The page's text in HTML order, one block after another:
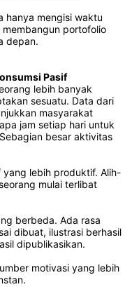
hanya mengisi waktu
portofolio
depan.
Pasif
lebih banyak
sesuatu. Data dari
masyarakat
jam setiap hari untuk
besar aktivitas
lebih produktif. Alih-
mulai terlibat
berbeda. Ada rasa
dibuat, ilustrasi berhasil
dipublikasikan.
motivasi yang lebih